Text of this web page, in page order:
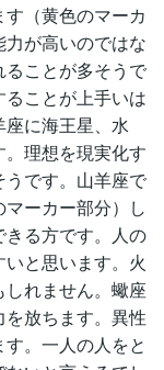
（黄色のマーカ
が高いのではな
ことが多そうで
ことが上手いは
に海王星、水
理想を現実化す
です。山羊座で
ーカー部分）し
る方です。人の
と思います。火
れません。蠍座
放ちます。異性
。一人の人をと